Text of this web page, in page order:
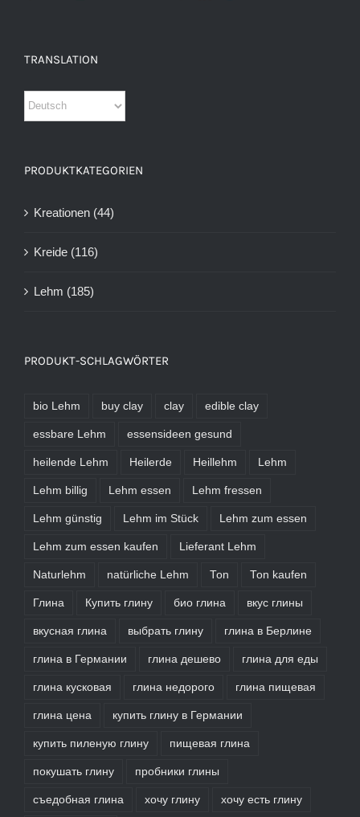
TRANSLATION
PRODUKTKATEGORIEN
Kreationen (44)
Kreide (116)
Lehm (185)
PRODUKT-SCHLAGWÖRTER
bio Lehm buy clay clay edible clay
essbare Lehm essensideen gesund
heilende Lehm Heilerde Heillehm Lehm
Lehm billig Lehm essen Lehm fressen
Lehm günstig Lehm im Stück Lehm zum essen
Lehm zum essen kaufen Lieferant Lehm
Naturlehm natürliche Lehm Ton Ton kaufen
Глина Купить глину био глина вкус глины
вкусная глина выбрать глину глина в Берлине
глина в Германии глина дешево глина для еды
глина кусковая глина недорого глина пищевая
глина цена купить глину в Германии
купить пиленую глину пищевая глина
покушать глину пробники глины
съедобная глина хочу глину хочу есть глину